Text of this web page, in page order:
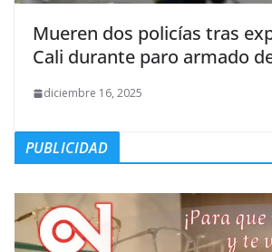
Mueren dos policías tras
Cali durante paro armado
diciembre 16, 2025
PUBLICIDAD